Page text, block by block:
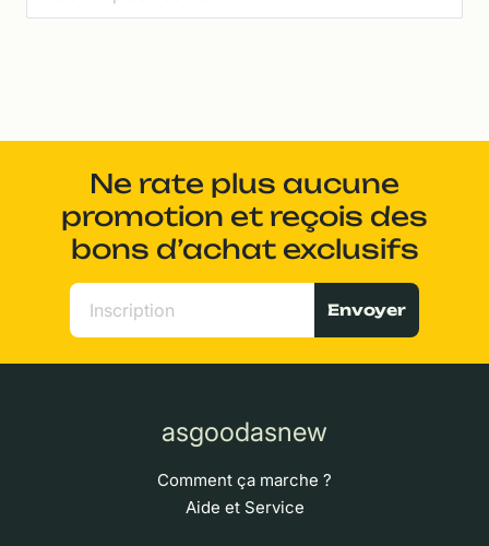
Ne rate plus aucune
promotion et reçois des
bons d’achat exclusifs
Envoyer
asgoodasnew
Comment ça marche ?
Aide et Service